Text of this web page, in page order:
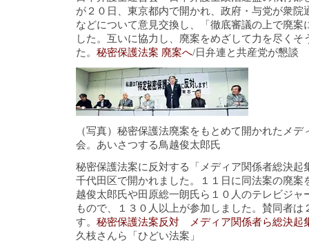
が２０日、東京都内で開かれ、政府・与党が衆院
などについて意見交換し、「徹底審議の上で廃案
した。互いに協力し、廃案をめざして力を尽くそ
た。 秘密保護法案 廃案へ/日弁連と共産党が懇談
（写真）秘密保護法廃案をもとめて開かれたメ
会。あいさつする鳥越俊太郎氏
秘密保護法案に反対する「メディア関係者総決起
千代田区で開かれました。１１日に同法案の廃案
越俊太郎氏や田原総一朗氏ら１０人のテレビジャ
もので、１３０人以上が参加しました。賛同者は
す。 秘密保護法案反対 メディア関係者ら総決起
久枝さんら「ひどい法案」